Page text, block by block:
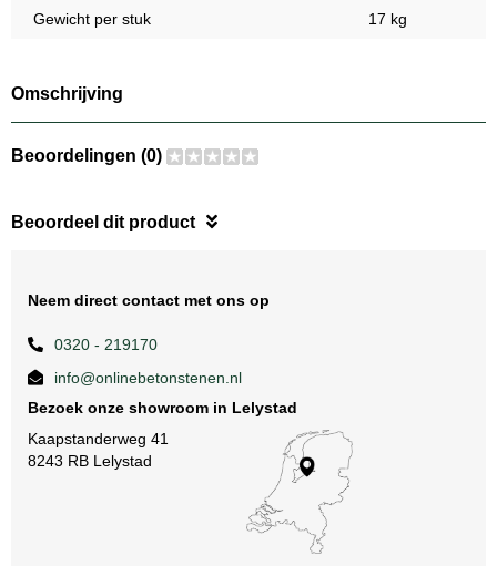
Gewicht per stuk 17 kg
Omschrijving
Beoordelingen (0)
Beoordeel dit product
Neem direct contact met ons op
0320 - 219170
info@onlinebetonstenen.nl
Bezoek onze showroom in Lelystad
Kaapstanderweg 41
8243 RB Lelystad